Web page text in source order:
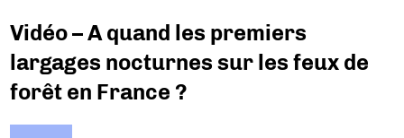
Vidéo – A quand les premiers
largages nocturnes sur les feux de
forêt en France ?